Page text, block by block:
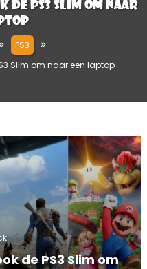
PS3 Slim om naar
PS3
Slim om naar een laptop
de PS3 Slim om